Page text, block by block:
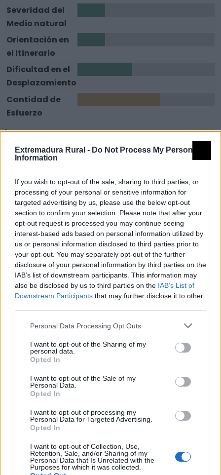
Extremadura Rural - Do Not Process My Personal
Information
If you wish to opt-out of the sale, sharing to third parties, or
processing of your personal or sensitive information for
targeted advertising by us, please use the below opt-out
section to confirm your selection. Please note that after your
opt-out request is processed you may continue seeing
interest-based ads based on personal information utilized by
us or personal information disclosed to third parties prior to
your opt-out. You may separately opt-out of the further
disclosure of your personal information by third parties on the
IAB’s list of downstream participants. This information may
also be disclosed by us to third parties on the IAB’s List of
Downstream Participants that may further disclose it to other
Personal Data Processing Opt Outs
I want to opt-out of the Sharing of my
personal data.
Opted In
I want to opt-out of the Sale of my
Personal Data.
Opted In
I want to opt-out of processing my
Personal Data for Targeted Advertising.
Opted In
I want to opt-out of Collection, Use,
Retention, Sale, and/or Sharing of my
Personal Data that Is Unrelated with the
Purposes for which it was collected.
Severidad del
Medio natural
Orientación en
el Itinerario
Dificultad en el
Desplazamiento
Cantidad de
Esfuerzo
Descripción
Este sendero de recorrido lineal de ida y vuelta tiene
su punto de inicio al final de la Calle Virgen del Puerto.
Justo cuando dejamos atrás el casco urbano del bello
municipio de Gata aparece ante nuestros pies el
enlosado de la antigua calzada romana que guiará
nuestros pasos hasta el alto de Puerto Castilla. Este
tramo formaba parte de la llamada Vía Dalmacia, que
salía desde el puente de Alconétar (Cáceres), pasaba
por la localidad de Coria y llegaba a Ciudad Rodrigo
(Salamanca).
La calzada discurre, en constante subida, por la ladera
oeste de la Sierra de las Jañonas, la ausencia de
árboles que nos den sombra en los meses de verano
cambio la abundancia de agua es asombrosa, el
itinerario cuenta con cuatro fuentes.
En la subida cruzamos el puente de San Blas, que
cruza el río del mismo nombre. Un mirador ofrece la
excelentes vistas que la sierra nos ofrece. Si
continuamos ascendiendo encontraremos una placa
con los lugares geográficos que desde aquí se
observan. Después de 3,5 km, el sendero señalizado
llega a la ermita de San Blas, que con su pradera, su